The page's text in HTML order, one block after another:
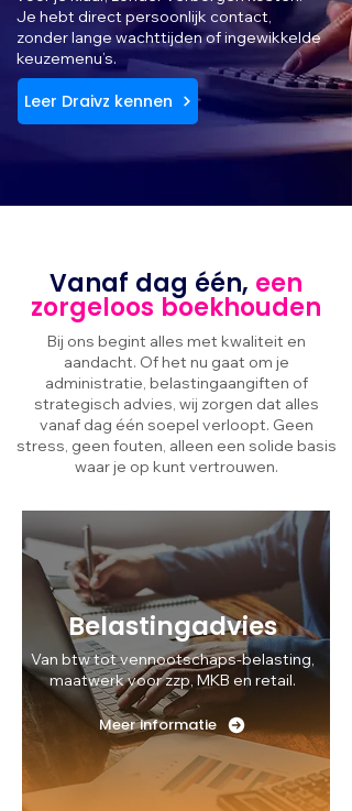
Je hebt direct persoonlijk contact,
zonder lange wachttijden of ingewikkelde
keuzemenu’s.
Leer Draivz kennen
Vanaf dag één, een
zorgeloos boekhouden
Bij ons begint alles met kwaliteit en
aandacht. Of het nu gaat om je
administratie, belastingaangiften of
strategisch advies, wij zorgen dat alles
vanaf dag één soepel verloopt. Geen
stress, geen fouten, alleen een solide basis
waar je op kunt vertrouwen.
Belastingadvies
Van btw tot vennootschaps-belasting,
maatwerk voor zzp, MKB en retail.
Meer informatie